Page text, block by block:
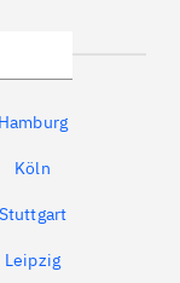
Hamburg
Köln
Stuttgart
Leipzig